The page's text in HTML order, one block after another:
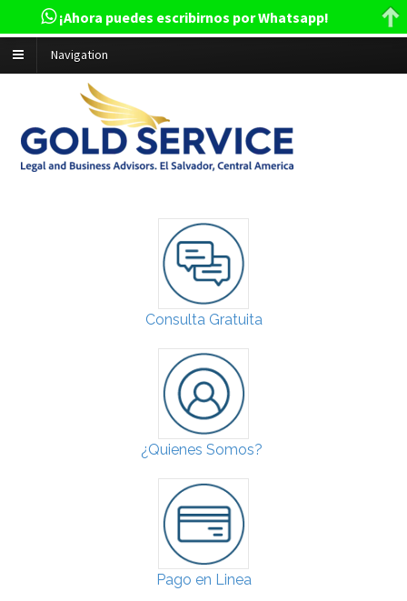
Navigation
Consulta Gratuita
¿Quienes Somos?
Pago en Linea
¡Ahora puedes escribirnos por Whatsapp!